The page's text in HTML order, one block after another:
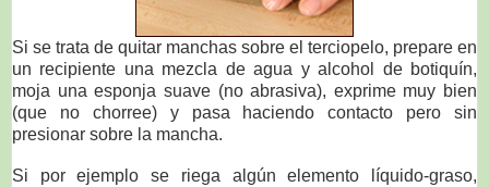
Si se trata de quitar manchas sobre el terciopelo, prepare en
un recipiente una mezcla de agua y alcohol de botiquín,
moja una esponja suave (no abrasiva), exprime muy bien
(que no chorree) y pasa haciendo contacto pero sin
presionar sobre la mancha.
Si por ejemplo se riega algún elemento líquido-graso,